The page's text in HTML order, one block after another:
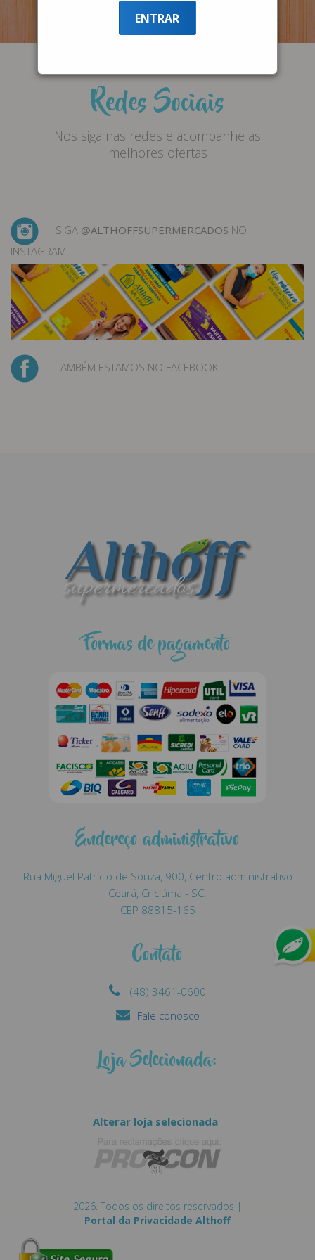
ENTRAR
Redes Sociais
Nos siga nas redes e acompanhe as
melhores ofertas
SIGA @ALTHOFFSUPERMERCADOS NO
INSTAGRAM
TAMBÉM ESTAMOS NO FACEBOOK
Formas de pagamento
Endereço administrativo
Rua Miguel Patrício de Souza, 900, Centro administrativo
Ceará, Criciúma - SC.
CEP 88815-165
Contato
(48) 3461-0600
Fale conosco
Loja Selecionada:
Alterar loja selecionada
2026. Todos os direitos reservados |
Portal da Privacidade Althoff